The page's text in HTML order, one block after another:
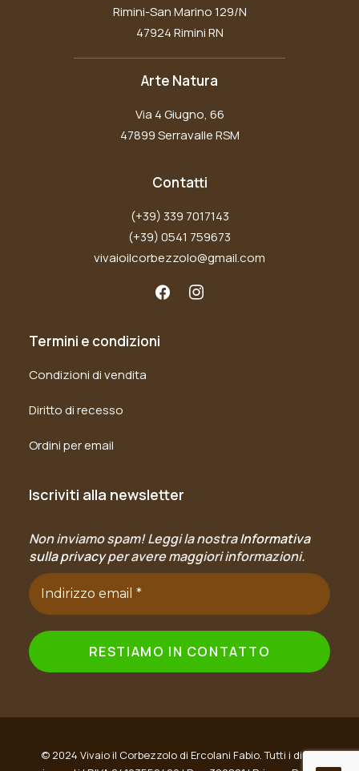
Rimini-San Marino 129/N
47924 Rimini RN
Arte Natura
Via 4 Giugno, 66
47899 Serravalle RSM
Contatti
(+39) 339 7017143
(+39) 0541 759673
vivaioilcorbezzolo@gmail.com
Termini e condizioni
Condizioni di vendita
Diritto di recesso
Ordini per email
Iscriviti alla newsletter
Non inviamo spam! Leggi la nostraInformativa
sulla privacyper avere maggiori informazioni.
© 2024 Vivaio il Corbezzolo di Ercolani Fabio. Tutti i diritti